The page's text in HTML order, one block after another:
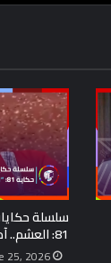
سلسلة
81: العشم.. آه مالعشم
25, 2026